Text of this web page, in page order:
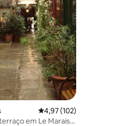
117 avaliações
4,97 de uma avaliação
4,97 (102)
em Le Marais,